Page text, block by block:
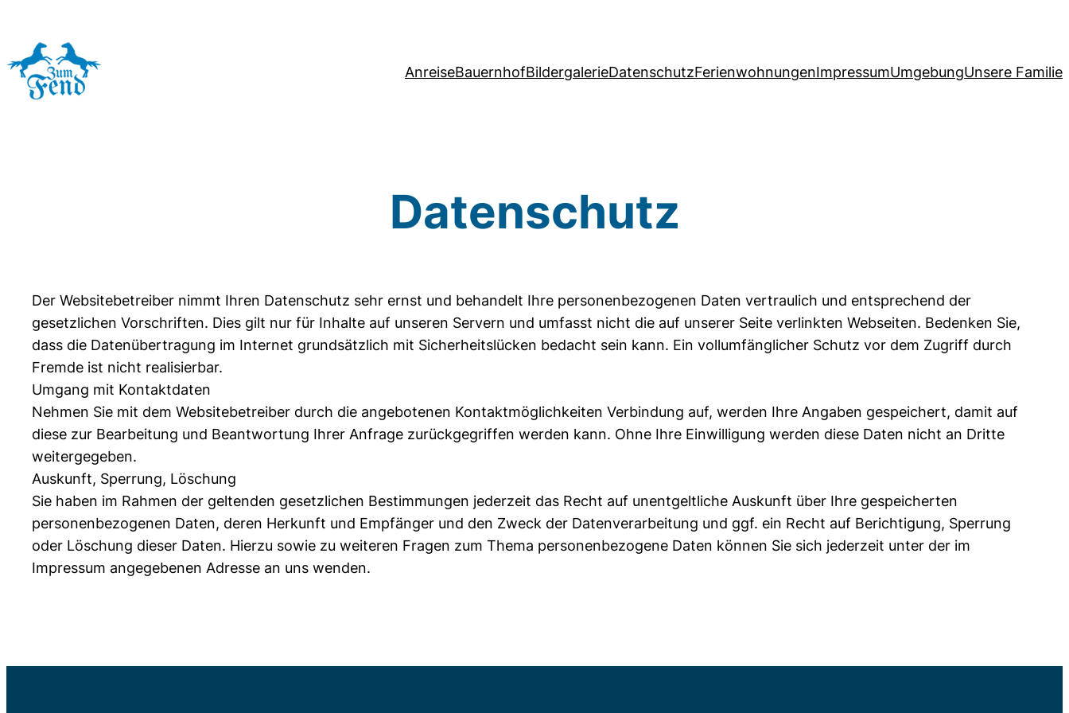
content
AnreiseBauernhofBildergalerieDatenschutzFerienwohnungenImpressumUmgebungUnsere Familie
Datenschutz
Der Websitebetreiber nimmt Ihren Datenschutz sehr ernst und behandelt Ihre personenbezogenen Daten vertraulich und entsprechend der
gesetzlichen Vorschriften. Dies gilt nur für Inhalte auf unseren Servern und umfasst nicht die auf unserer Seite verlinkten Webseiten. Bedenken Sie,
dass die Datenübertragung im Internet grundsätzlich mit Sicherheitslücken bedacht sein kann. Ein vollumfänglicher Schutz vor dem Zugriff durch
Fremde ist nicht realisierbar.
Umgang mit Kontaktdaten
Nehmen Sie mit dem Websitebetreiber durch die angebotenen Kontaktmöglichkeiten Verbindung auf, werden Ihre Angaben gespeichert, damit auf
diese zur Bearbeitung und Beantwortung Ihrer Anfrage zurückgegriffen werden kann. Ohne Ihre Einwilligung werden diese Daten nicht an Dritte
weitergegeben.
Auskunft, Sperrung, Löschung
Sie haben im Rahmen der geltenden gesetzlichen Bestimmungen jederzeit das Recht auf unentgeltliche Auskunft über Ihre gespeicherten
personenbezogenen Daten, deren Herkunft und Empfänger und den Zweck der Datenverarbeitung und ggf. ein Recht auf Berichtigung, Sperrung
oder Löschung dieser Daten. Hierzu sowie zu weiteren Fragen zum Thema personenbezogene Daten können Sie sich jederzeit unter der im
Impressum angegebenen Adresse an uns wenden.